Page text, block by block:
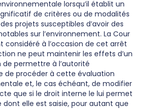
lorsqu’il établit un
de critères ou de modalités
projets susceptibles d’avoir des
sur l’environnement. La Cour
considéré à l’occasion de cet arrêt
ne peut maintenir les effets d’un
permettre à l’autorité
de procéder à cette évaluation
et, le cas échéant, de modifier
que si le droit interne le lui permet
dont elle est saisie, pour autant que